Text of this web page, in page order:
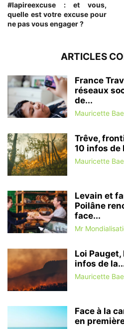
#lapireexcuse : et vous,
quelle est votre excuse pour
ne pas vous engager ?
ARTICLES
France
réseaux
de...
Mauricette
Trêve,
10 infos de
Mauricette
Levain et
Poilâne
face...
Mr
Loi Pauget,
infos de
Mauricette
Face à la
en